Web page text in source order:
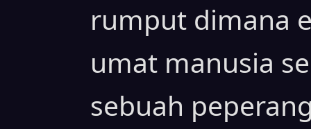
rumput dimana
umat manusia
sebuah